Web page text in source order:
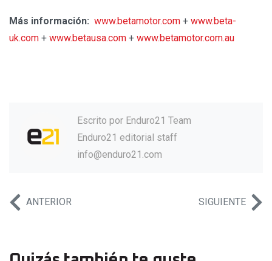
Más información: www.betamotor.com + www.beta-
uk.com + www.betausa.com + www.betamotor.com.au
Escrito por Enduro21 Team
Enduro21 editorial staff
info@enduro21.com
ANTERIOR SIGUIENTE